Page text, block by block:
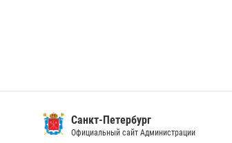
Санкт-Петербург
Официальный сайт Администрации